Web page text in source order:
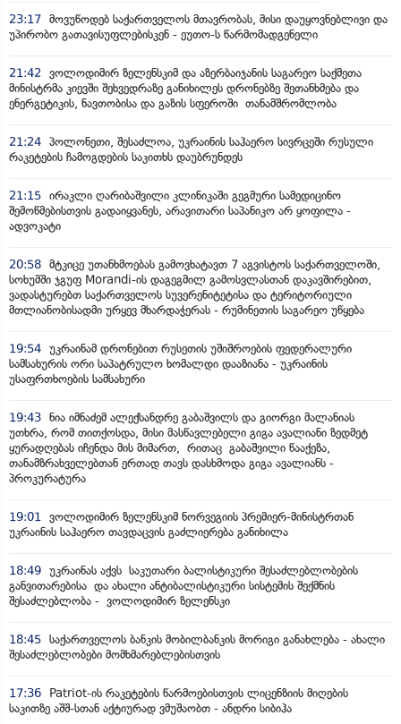
23:17 მოვუწოდებ საქართველოს მთავრობას, მისი დაუყოვნებლივი და
უპირობო გათავისუფლებისკენ - ეუთო-ს წარმომადგენელი
21:42 ვოლოდიმირ ზელენსკიმ და აზერბაიჯანის საგარეო საქმეთა
მინისტრმა კიევში შეხვედრაზე განიხილეს დრონებზე შეთანხმება და
ენერგეტიკის, ნავთობისა და გაზის სფეროში თანამშრომლობა
21:24 პოლონეთი, შესაძლოა, უკრაინის საჰაერო სივრცეში რუსული
რაკეტების ჩამოგდების საკითხს დაუბრუნდეს
21:15 ირაკლი ღარიბაშვილი კლინიკაში გეგმური სამედიცინო
შემოწმებისთვის გადაიყვანეს, არავითარი საპანიკო არ ყოფილა -
ადვოკატი
20:58 მტკიცე უთანხმოებას გამოვხატავთ 7 აგვისტოს საქართველოში,
სოხუმში ჯგუფ Morandi-ის დაგეგმილ გამოსვლასთან დაკავშირებით,
ვადასტურებთ საქართველოს სუვერენიტეტისა და ტერიტორიული
მთლიანობისადმი ურყევ მხარდაჭერას - რუმინეთის საგარეო უწყება
19:54 უკრაინამ დრონებით რუსეთის უშიშროების ფედერალური
სამსახურის ორი საპატრულო ხომალდი დააზიანა - უკრაინის
უსაფრთხოების სამსახური
19:43 ნია იმნაძემ ალექსანდრე გაბაშვილს და გიორგი მალანიას
უთხრა, რომ თითქოსდა, მისი მასწავლებელი გიგა ავალიანი ზედმეტ
ყურადღებას იჩენდა მის მიმართ, რითაც გაბაშვილი წააქეზა,
თანამზრახველებთან ერთად თავს დასხმოდა გიგა ავალიანს -
პროკურატურა
19:01 ვოლოდიმირ ზელენსკიმ ნორვეგიის პრემიერ-მინისტრთან
უკრაინის საჰაერო თავდაცვის გაძლიერება განიხილა
18:49 უკრაინას აქვს საკუთარი ბალისტიკური შესაძლებლობების
განვითარებისა და ახალი ანტიბალისტიკური სისტემის შექმნის
შესაძლებლობა - ვოლოდიმირ ზელენსკი
18:45 საქართველოს ბანკის მობილბანკის მორიგი განახლება - ახალი
შესაძლებლობები მომხმარებლებისთვის
17:36
Patriot-ის რაკეტების წარმოებისთვის ლიცენზიის მიღების
საკითზე აშშ-სთან აქტიურად ვმუშაობთ - ანდრი სიბიჰა